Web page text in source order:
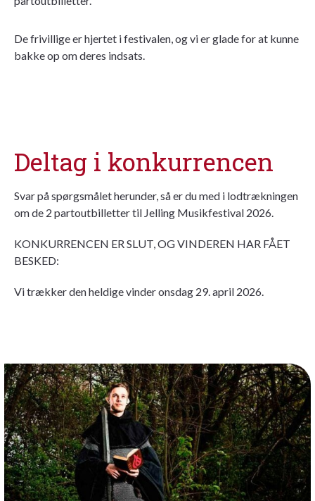
De frivillige er hjertet i festivalen, og vi er glade for at kunne
bakke op om deres indsats.
Deltag i konkurrencen
Svar på spørgsmålet herunder, så er du med i lodtrækningen
om de 2 partoutbilletter til Jelling Musikfestival 2026.
KONKURRENCEN ER SLUT, OG VINDEREN HAR FÅET
BESKED:
Vi trækker den heldige vinder onsdag 29. april 2026.